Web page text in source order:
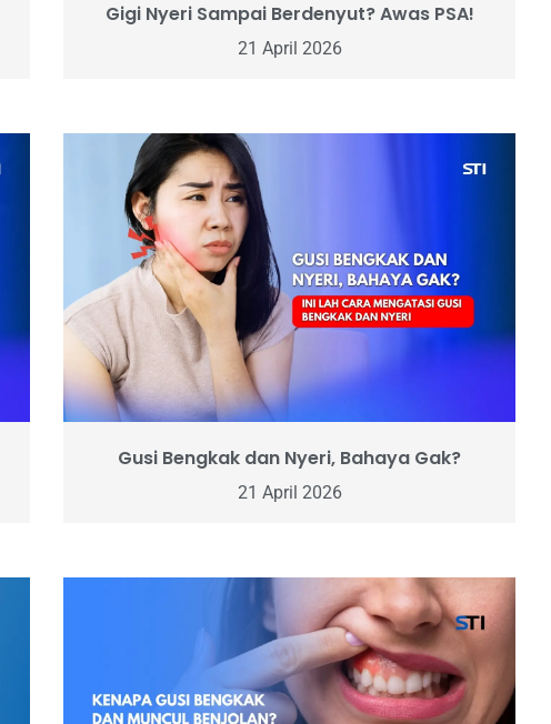
Gigi Nyeri Sampai Berdenyut? Awas PSA!
21 April 2026
Gusi Bengkak dan Nyeri, Bahaya Gak?
21 April 2026